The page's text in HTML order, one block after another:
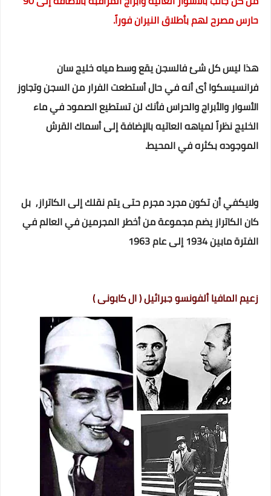
حارس مصرح لهم بأطلاق النيران فوراً.
هذا ليس كل شئ فالسجن يقع وسط مياه خليج سان
فرانسيسكوا أى أنه في حال أستطعت الفرار من السجن وتجاوز
الأسوار والأبراج والحراس فأنك لن تستطيع الصمود في ماء
الخليج نظراً لمياهه العاتيه بالإضافة إلى أسماك القرش
الموجوده بكثره في المحيط.
ولايكفي أن تكون مجرد مجرم حتى يتم نقلك إلى الكاتراز, بل
كان الكاتراز يضم مجموعة من أخطر المجرمين في العالم في
الفترة مابين 1934 إلى عام 1963
زعيم المافيا ألفونسو جبرائيل ( ال كابونى )